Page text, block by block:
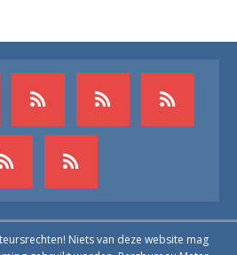
Niets van deze website mag